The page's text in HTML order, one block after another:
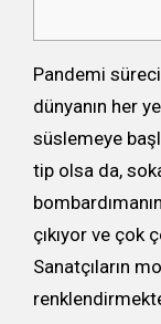
Pandemi
dünyanın her
süslemeye
tip olsa da,
çıkıyor ve çok
Sanatçıların